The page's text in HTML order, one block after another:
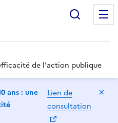
de l'action publique
ans : une
Lien de
consultation